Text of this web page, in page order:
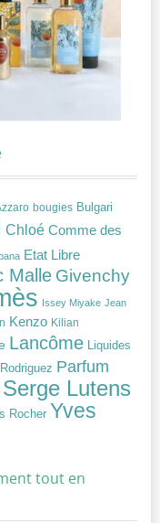
bougies Bulgari
Chloé Comme des
Etat Libre
Malle Givenchy
Issey Miyake Jean
Kenzo Kilian
Lancôme Liquides
Parfum
Serge Lutens
Rocher Yves
tout en